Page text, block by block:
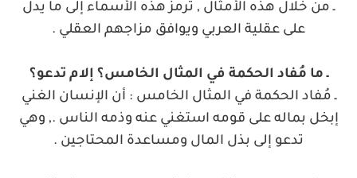
ـ من خلال هذه الأمثال , ترمز هذه الأسماء إلى ما يدل
على عقلية العربي ويوافق مزاجهم العقلي .
ـ ما مُفاد الحكمة في المثال الخامس؟ إلام تدعو؟
ـ مُفاد الحكمة في المثال الخامس : أن الإنسان الغني
إبخل بماله على قومه استغني عنه وذمه الناس ., وهي
تدعو إلى بذل المال ومساعدة المحتاجين .